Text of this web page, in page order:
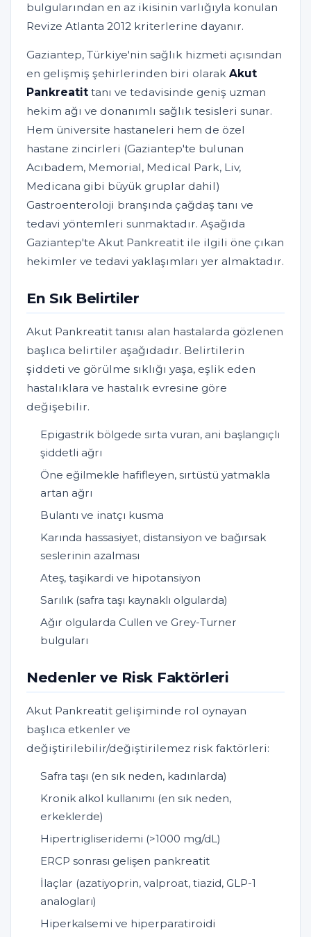
bulgularından en az ikisinin varlığıyla konulan
Revize Atlanta 2012 kriterlerine dayanır.
Gaziantep, Türkiye'nin sağlık hizmeti açısından
en gelişmiş şehirlerinden biri olarak Akut
Pankreatit tanı ve tedavisinde geniş uzman
hekim ağı ve donanımlı sağlık tesisleri sunar.
Hem üniversite hastaneleri hem de özel
hastane zincirleri (Gaziantep'te bulunan
Acıbadem, Memorial, Medical Park, Liv,
Medicana gibi büyük gruplar dahil)
Gastroenteroloji branşında çağdaş tanı ve
tedavi yöntemleri sunmaktadır. Aşağıda
Gaziantep'te Akut Pankreatit ile ilgili öne çıkan
hekimler ve tedavi yaklaşımları yer almaktadır.
En Sık Belirtiler
Akut Pankreatit tanısı alan hastalarda gözlenen
başlıca belirtiler aşağıdadır. Belirtilerin
şiddeti ve görülme sıklığı yaşa, eşlik eden
hastalıklara ve hastalık evresine göre
değişebilir.
Epigastrik bölgede sırta vuran, ani başlangıçlı
şiddetli ağrı
Öne eğilmekle hafifleyen, sırtüstü yatmakla
artan ağrı
Bulantı ve inatçı kusma
Karında hassasiyet, distansiyon ve bağırsak
seslerinin azalması
Ateş, taşikardi ve hipotansiyon
Sarılık (safra taşı kaynaklı olgularda)
Ağır olgularda Cullen ve Grey-Turner
bulguları
Nedenler ve Risk Faktörleri
Akut Pankreatit gelişiminde rol oynayan
başlıca etkenler ve
değiştirilebilir/değiştirilemez risk faktörleri:
Safra taşı (en sık neden, kadınlarda)
Kronik alkol kullanımı (en sık neden,
erkeklerde)
Hipertrigliseridemi (>1000 mg/dL)
ERCP sonrası gelişen pankreatit
İlaçlar (azatiyoprin, valproat, tiazid, GLP-1
analogları)
Hiperkalsemi ve hiperparatiroidi